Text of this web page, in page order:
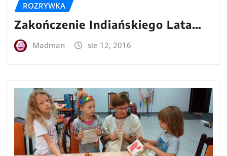
ROZRYWKA
Zakończenie Indiańskiego Lata…
Madman sie 12, 2016